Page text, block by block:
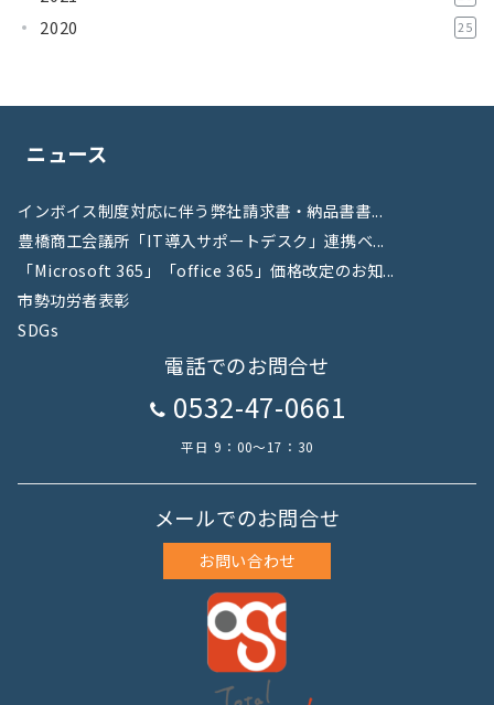
2020 25
ニュース
インボイス制度対応に伴う弊社請求書・納品書書...
豊橋商工会議所「IT導入サポートデスク」連携ベ...
「Microsoft 365」「office 365」価格改定のお知...
市勢功労者表彰
SDGs
電話でのお問合せ
0532-47-0661
平日 9：00～17：30
メールでのお問合せ
お問い合わせ